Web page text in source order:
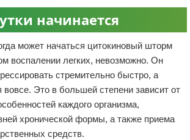
начинается
может начаться цитокиновый шторм
воспалении легких, невозможно. Он
стремительно быстро, а
вовсе. Это в большей степени зависит от
каждого организма,
хронической формы, а также приема
средств.